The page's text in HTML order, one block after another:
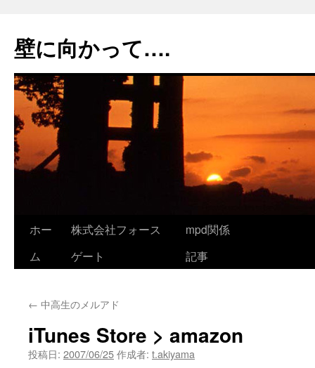
テ
ン
へ
ス
キ
ッ
プ
壁に向かって….
ホー
ム
株式会社フォース
ゲート
mpd関係
記事
← 中高生のメルアド
iTunes Store > amazon
投稿日: 2007/06/25作成者: t.akiyama